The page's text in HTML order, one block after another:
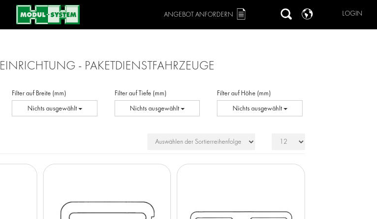
LOGIN
ANGEBOT ANFORDERN
EINRICHTUNG - PAKETDIENSTFAHRZEUGE
Filter auf Breite (mm)
Nichts ausgewählt
Filter auf Tiefe (mm)
Nichts ausgewählt
Filter auf Höhe (mm)
Nichts ausgewählt